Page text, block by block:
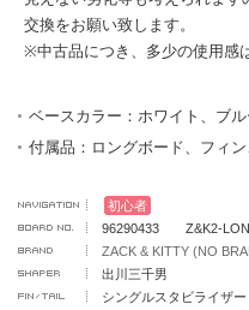
交換をお願い致します。
※中古品につき、多少の使用感
ベースカラー：ホワイト、ブル
付属品：ロングボード、フィ
初心者
96290433 Z&K2-
ZACK & KITTY (NO
出川三千男
シングルスタビライザ